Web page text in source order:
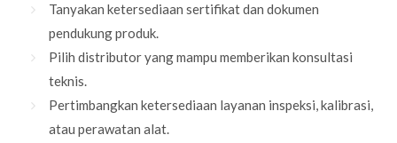
Tanyakan ketersediaan sertifikat dan dokumen
pendukung produk.
Pilih distributor yang mampu memberikan konsultasi
teknis.
Pertimbangkan ketersediaan layanan inspeksi, kalibrasi,
atau perawatan alat.